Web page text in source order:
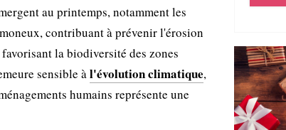
au printemps, notamment les
contribuant à prévenir l'érosion
la biodiversité des zones
sensible àl'évolution climatique,
humains représente une